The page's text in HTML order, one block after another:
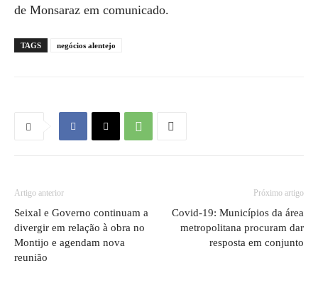
de Monsaraz em comunicado.
TAGS negócios alentejo
Artigo anterior
Seixal e Governo continuam a
divergir em relação à obra no
Montijo e agendam nova
reunião
Próximo artigo
Covid-19: Municípios da área
metropolitana procuram dar
resposta em conjunto